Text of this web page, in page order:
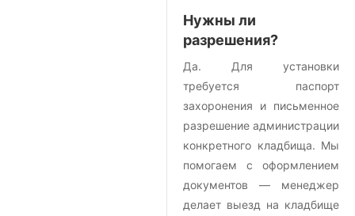
Нужны ли
разрешения?
Да. Для установки
требуется паспорт
захоронения и письменное
разрешение администрации
конкретного кладбища. Мы
помогаем с оформлением
документов — менеджер
делает выезд на кладбище